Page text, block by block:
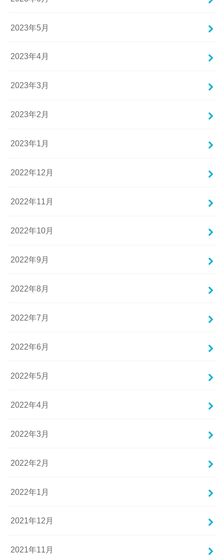
2023年5月
2023年4月
2023年3月
2023年2月
2023年1月
2022年12月
2022年11月
2022年10月
2022年9月
2022年8月
2022年7月
2022年6月
2022年5月
2022年4月
2022年3月
2022年2月
2022年1月
2021年12月
2021年11月